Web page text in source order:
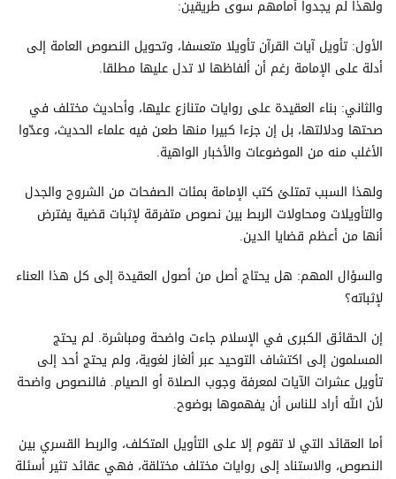
ولهذا لم يجدوا أمامهم سوى طريقين:
الأول: تأويل آيات القرآن تأويلا متعسفا، وتحويل النصوص العامة إلى
أدلة على الإمامة رغم أن ألفاظها لا تدل عليها مطلقا.
والثاني: بناء العقيدة على روايات متنازع عليها، وأحاديث مختلف في
صحتها ودلالتها، بل إن جزءا كبيرا منها طعن فيه علماء الحديث، وعدّوا
الأغلب منه من الموضوعات والأخبار الواهية.
ولهذا السبب تمتلئ كتب الإمامة بمئات الصفحات من الشروح والجدل
والتأويلات ومحاولات الربط بين نصوص متفرقة لإثبات قضية يفترض
أنها من أعظم قضايا الدين.
والسؤال المهم: هل يحتاج أصل من أصول العقيدة إلى كل هذا العناء
لإثباته؟
إن الحقائق الكبرى في الإسلام جاءت واضحة ومباشرة. لم يحتج
المسلمون إلى اكتشاف التوحيد عبر ألغاز لغوية، ولم يحتج أحد إلى
تأويل عشرات الآيات لمعرفة وجوب الصلاة أو الصيام. فالنصوص واضحة
لأن الله أراد للناس أن يفهموها بوضوح.
أما العقائد التي لا تقوم إلا على التأويل المتكلف، والربط القسري بين
النصوص، والاستناد إلى روايات مختلف مختلقة، فهي عقائد تثير أسئلة